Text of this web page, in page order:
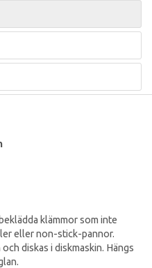
klämmor som inte
eller non-stick-pannor.
diskas i diskmaskin. Hängs